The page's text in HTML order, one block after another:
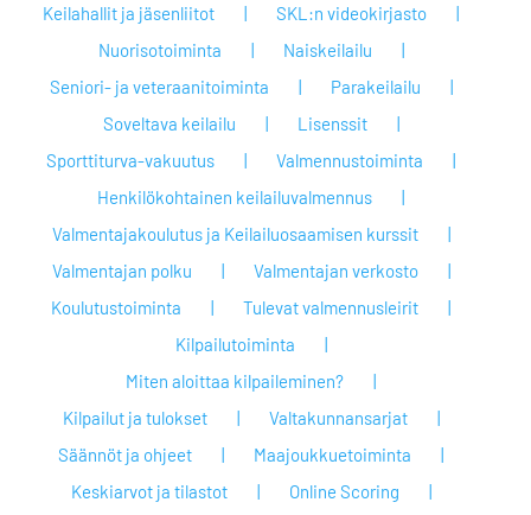
Keilahallit ja jäsenliitot
SKL:n videokirjasto
Nuorisotoiminta
Naiskeilailu
Seniori- ja veteraanitoiminta
Parakeilailu
Soveltava keilailu
Lisenssit
Sporttiturva-vakuutus
Valmennustoiminta
Henkilökohtainen keilailuvalmennus
Valmentajakoulutus ja Keilailuosaamisen kurssit
Valmentajan polku
Valmentajan verkosto
Koulutustoiminta
Tulevat valmennusleirit
Kilpailutoiminta
Miten aloittaa kilpaileminen?
Kilpailut ja tulokset
Valtakunnansarjat
Säännöt ja ohjeet
Maajoukkuetoiminta
Keskiarvot ja tilastot
Online Scoring